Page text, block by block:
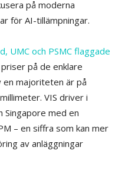
på moderna
för AI-tillämpningar.
UMC och PSMC flaggade
på de enklare
majoriteten är på
VIS driver i
Singapore med en
– en siffra som kan mer
av anläggningar